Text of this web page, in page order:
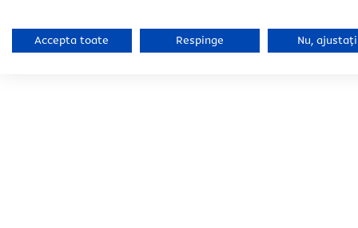
Accepta toate Respinge Nu, ajustați